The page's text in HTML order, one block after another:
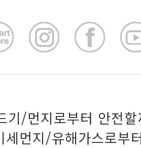
기/먼지로부터 안전할
세먼지/유해가스로부